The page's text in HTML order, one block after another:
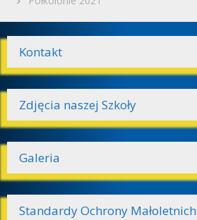
Kontakt
Zdjęcia naszej Szkoły
Galeria
Standardy Ochrony Małoletnich